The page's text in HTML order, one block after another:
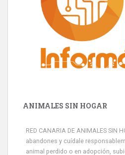
ANIMALES SIN HOGAR
RED CANARIA DE ANIMALES SIN
abandones y cuídale
animal perdido o en adopción,